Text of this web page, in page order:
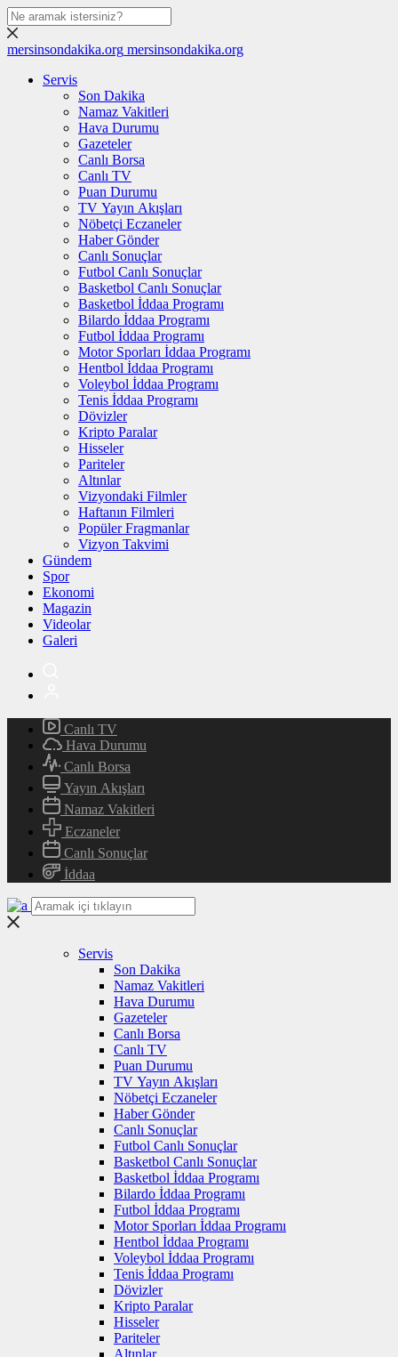
mersinsondakika.org mersinsondakika.org
Servis
Son Dakika
Namaz Vakitleri
Hava Durumu
Gazeteler
Canlı Borsa
Canlı TV
Puan Durumu
TV Yayın Akışları
Nöbetçi Eczaneler
Haber Gönder
Canlı Sonuçlar
Futbol Canlı Sonuçlar
Basketbol Canlı Sonuçlar
Basketbol İddaa Programı
Bilardo İddaa Programı
Futbol İddaa Programı
Motor Sporları İddaa Programı
Hentbol İddaa Programı
Voleybol İddaa Programı
Tenis İddaa Programı
Dövizler
Kripto Paralar
Hisseler
Pariteler
Altınlar
Vizyondaki Filmler
Haftanın Filmleri
Popüler Fragmanlar
Vizyon Takvimi
Gündem
Spor
Ekonomi
Magazin
Videolar
Galeri
Canlı TV
Hava Durumu
Canlı Borsa
Yayın Akışları
Namaz Vakitleri
Eczaneler
Canlı Sonuçlar
İddaa
Servis
Son Dakika
Namaz Vakitleri
Hava Durumu
Gazeteler
Canlı Borsa
Canlı TV
Puan Durumu
TV Yayın Akışları
Nöbetçi Eczaneler
Haber Gönder
Canlı Sonuçlar
Futbol Canlı Sonuçlar
Basketbol Canlı Sonuçlar
Basketbol İddaa Programı
Bilardo İddaa Programı
Futbol İddaa Programı
Motor Sporları İddaa Programı
Hentbol İddaa Programı
Voleybol İddaa Programı
Tenis İddaa Programı
Dövizler
Kripto Paralar
Hisseler
Pariteler
Altınlar